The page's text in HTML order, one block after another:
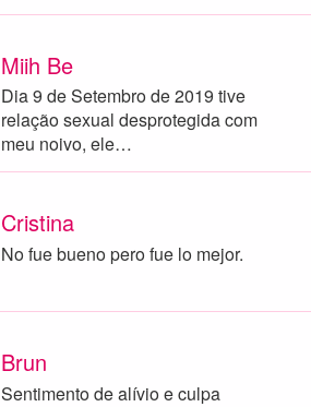
Miih Be
Dia 9 de Setembro de 2019 tive
relação sexual desprotegida com
meu noivo, ele…
Cristina
No fue bueno pero fue lo mejor.
Brun
Sentimento de alívio e culpa